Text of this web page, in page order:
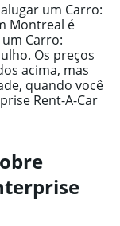
um Carro:
Montreal é
Carro:
Os preços
acima, mas
quando você
Rent-A-Car